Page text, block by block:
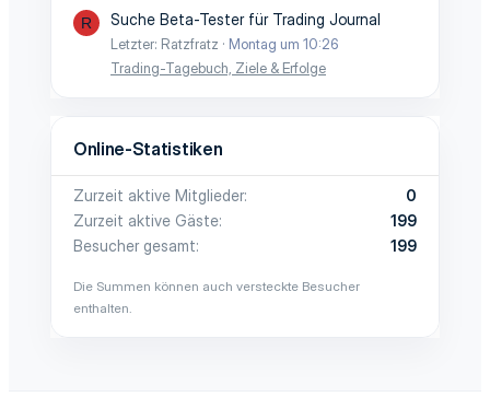
R Suche Beta-Tester für Trading Journal
Letzter: Ratzfratz
Montag um 10:26
Trading-Tagebuch, Ziele & Erfolge
Online-Statistiken
Zurzeit aktive Mitglieder
0
Zurzeit aktive Gäste
199
Besucher gesamt
199
Die Summen können auch versteckte Besucher
enthalten.